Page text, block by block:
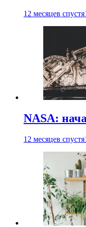
12 месяцев спустя
NASA:
12 месяцев спустя